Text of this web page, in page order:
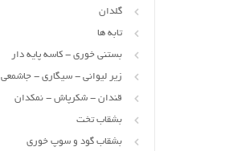
گلدان
تابه ها
بستنی خوری - کاسه پایه دار
زیر لیوانی - سیگاری - جاشمعی
قندان - شکرپاش - نمکدان
بشقاب تخت
بشقاب گود و سوپ خوری